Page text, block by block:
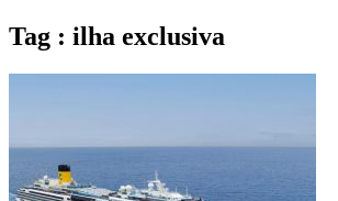
Tag : ilha exclusiva